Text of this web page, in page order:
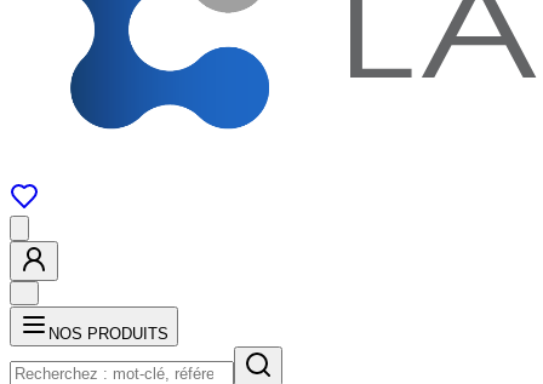
NOS PRODUITS